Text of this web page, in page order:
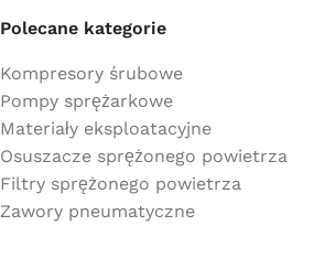
Polecane kategorie
Kompresory śrubowe
Pompy sprężarkowe
Materiały eksploatacyjne
Osuszacze sprężonego powietrza
Filtry sprężonego powietrza
Zawory pneumatyczne